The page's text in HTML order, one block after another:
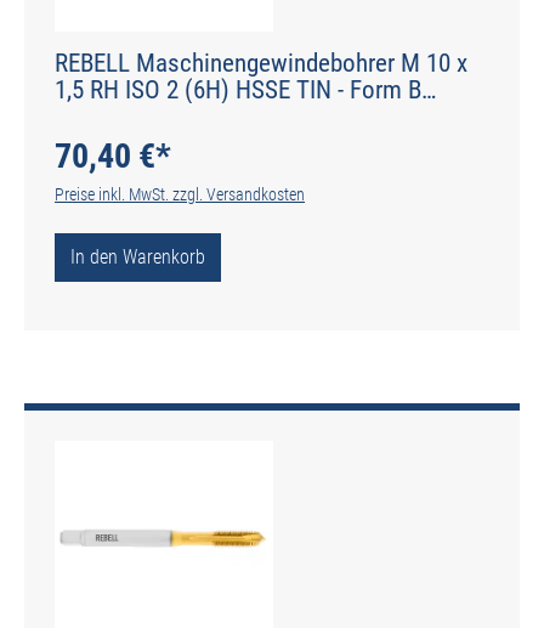
REBELL Maschinengewindebohrer M 10 x
1,5 RH ISO 2 (6H) HSSE TIN - Form B
70,40 €*
Preise inkl. MwSt. zzgl. Versandkosten
In den Warenkorb